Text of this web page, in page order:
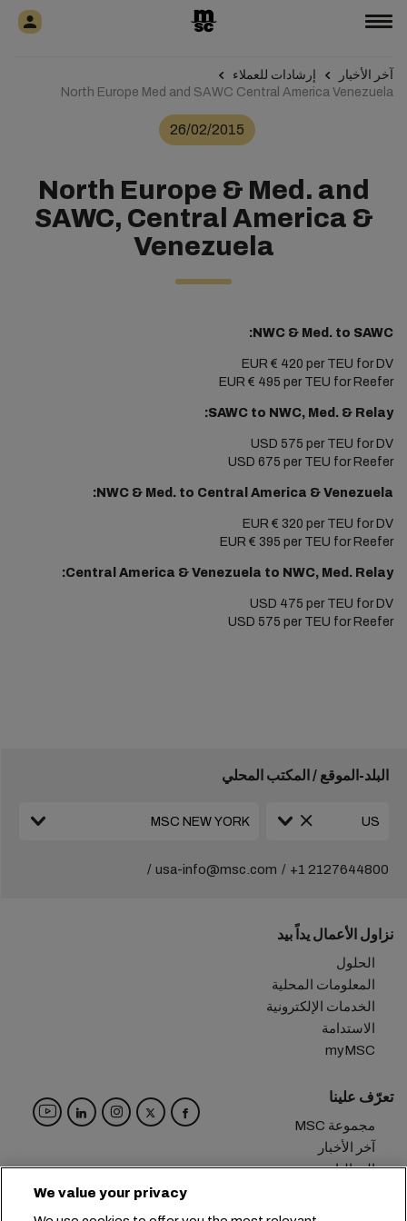
آخر الأخبار
إرشادات للعملاء
North Europe Med and SAWC Central America Venezuela
26/02/2015
North Europe & Med. and
SAWC, Central America &
Venezuela
NWC & Med. to SAWC:
EUR € 420 per TEU for DV
EUR € 495 per TEU for Reefer
SAWC to NWC, Med. & Relay:
USD 575 per TEU for DV
USD 675 per TEU for Reefer
NWC & Med. to Central America & Venezuela:
EUR € 320 per TEU for DV
EUR € 395 per TEU for Reefer
Central America & Venezuela to NWC, Med. Relay:
USD 475 per TEU for DV
USD 575 per TEU for Reefer
البلد-الموقع / المكتب المحلي
+1 2127644800
usa-info@msc.com
نزاول الأعمال يداً بيد
الحلول
المعلومات المحلية
الخدمات الإلكترونية
الاستدامة
myMSC
تعرّف علينا
مجموعة MSC
آخر الأخبار
الفعاليات
We value your privacy